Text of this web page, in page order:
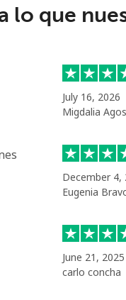
lo que
July 16, 2026
Migdalia
December 4,
Eugenia
June 21, 2025
carlo concha